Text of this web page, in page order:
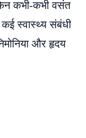
कभी-कभी वसंत
स्वास्थ्य संबंधी
और हृदय